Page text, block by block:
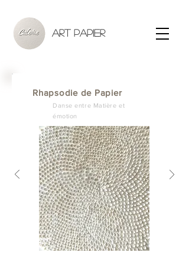
ART PAPIER
Rhapsodie de Papier
Danse entre Matière et
émotion